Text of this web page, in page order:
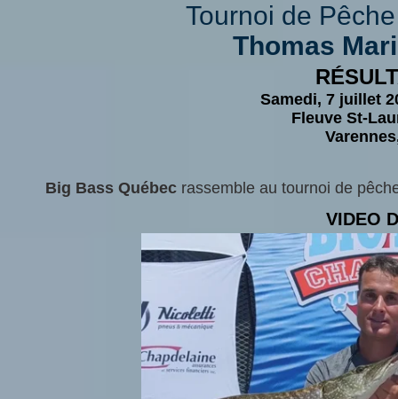
Tournoi de
Thomas
Samedi, 7 juillet
Fleuve St-
Big Bass Québec rassemble au tournoi de
VIDEO